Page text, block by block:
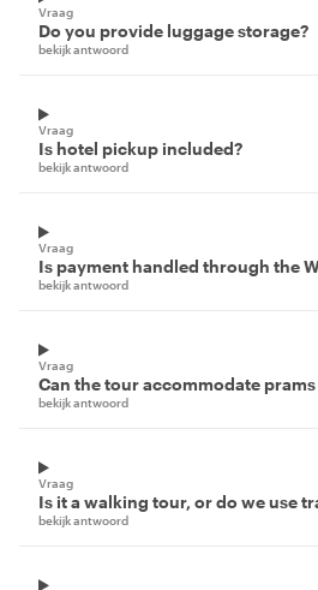
Vraag
Do you provide luggage storage?
bekijk antwoord
Vraag
Is hotel pickup included?
bekijk antwoord
Vraag
Is payment handled through the
bekijk antwoord
Vraag
Can the tour accommodate
bekijk antwoord
Vraag
Is it a walking tour, or do we use
bekijk antwoord